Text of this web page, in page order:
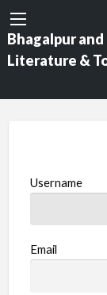
Bhagalpur
Literature &
Username
Email